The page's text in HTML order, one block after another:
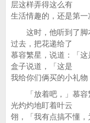
层这样弄得这么有
生活情趣的，还是第一
这时，他听到了脚
过去，把花递给了
慕容繁星，说道：「
盒子说道，「这是
我给你们俩买的小礼物
「放着吧，」慕容
光灼灼地盯着叶云
翎，「我有点搞不懂